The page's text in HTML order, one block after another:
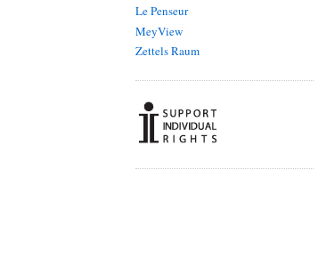
Le Penseur
MeyView
Zettels Raum